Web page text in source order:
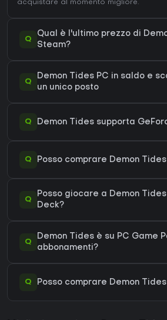
acquistare al momento migliore.
Q
Qual è l'ultimo prezzo di
Steam?
Q
Demon Tides PC in saldo e
un unico posto
Q Demon Tides supporta
Q Posso comprare Demon
Q
Posso giocare a Demon
Deck?
Q
Demon Tides è su PC Game
abbonamenti?
Q Posso comprare Demon